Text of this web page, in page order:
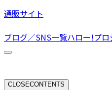
通販サイト
ブログ／SNS一覧ハロー!プロ
CLOSECONTENTS